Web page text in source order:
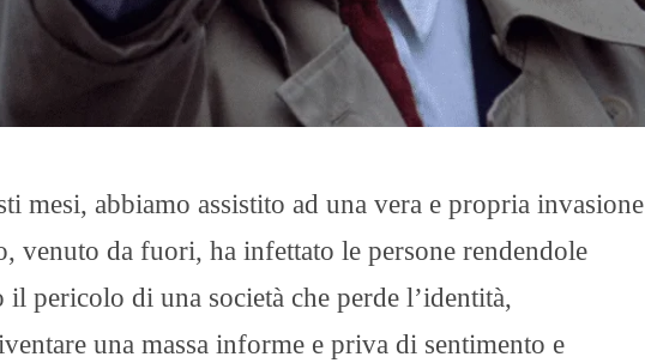
O
R
o
t
T
R
mesi, abbiamo assistito ad una vera e propria invasione
venuto da fuori, ha infettato le persone rendendole
pericolo di una società che perde l’identità,
una massa informe e priva di sentimento e